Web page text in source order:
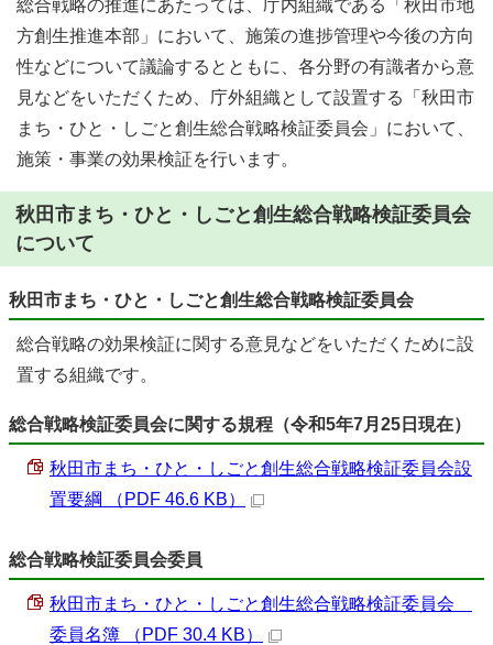
総合戦略の推進にあたっては、庁内組織である「秋田市地
方創生推進本部」において、施策の進捗管理や今後の方向
性などについて議論するとともに、各分野の有識者から意
見などをいただくため、庁外組織として設置する「秋田市
まち・ひと・しごと創生総合戦略検証委員会」において、
施策・事業の効果検証を行います。
秋田市まち・ひと・しごと創生総合戦略検証委員会
について
秋田市まち・ひと・しごと創生総合戦略検証委員会
総合戦略の効果検証に関する意見などをいただくために設
置する組織です。
総合戦略検証委員会に関する規程（令和5年7月25日現在）
秋田市まち・ひと・しごと創生総合戦略検証委員会設
置要綱 （PDF 46.6 KB）
総合戦略検証委員会委員
秋田市まち・ひと・しごと創生総合戦略検証委員会
委員名簿 （PDF 30.4 KB）